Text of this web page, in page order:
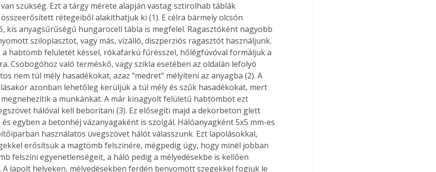
szükség. Ezt a tárgy mérete alapján vastag sztirolhab táblák
rétegeiből alakíthatjuk ki (1). E célra bármely olcsón
kis anyagsűrűségű hungarocell tábla is megfelel. Ragasztóként nagyobb
sziloplasztot, vagy más, vízálló, diszperziós ragasztót használjunk.
a habtömb felületét késsel, rókafarkú fűrésszel, hőlégfúvóval formáljuk a
Csobogóhoz való terméskő, vagy szikla esetében az oldalán lefolyó
nem túl mély hasadékokat, azaz "medret" mélyíteni az anyagba (2). A
azonban lehetőleg kerüljük a túl mély és szűk hasadékokat, mert
a munkánkat. A már kinagyolt felületű habtömböt ezt
hálóval kell beborítani (3). Ez elősegíti majd a dekorbeton glett
egyben a betonhéj vázanyagaként is szolgál. Hálóanyagként 5x5 mm-es
használatos üvegszövet hálót válasszunk. Ezt lapolásokkal,
erősítsük a magtömb felszínére, mégpedig úgy, hogy minél jobban
felszíni egyenetlenségeit, a háló pedig a mélyedésekbe is kellően
A lapolt helyeken, mélyedésekben ferdén benyomott szegekkel fogjuk le